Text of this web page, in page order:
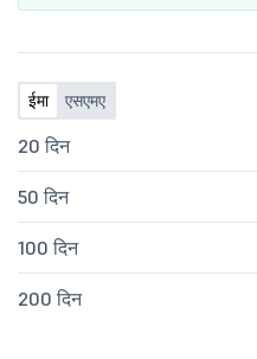
ईमा एसएमए
20 दिन
50 दिन
100 दिन
200 दिन